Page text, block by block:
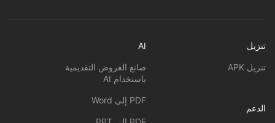
تنزيل
تنزيل APK
الدعم
AI
صانع العروض التقديمية
باستخدام AI
PDF إلى Word